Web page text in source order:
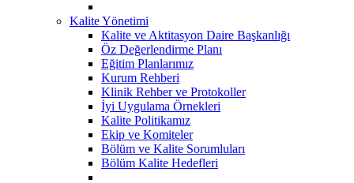
Kalite Yönetimi
Kalite ve Aktitasyon Daire Başkanlığı
Öz Değerlendirme Planı
Eğitim Planlarımız
Kurum Rehberi
Klinik Rehber ve Protokoller
İyi Uygulama Örnekleri
Kalite Politikamız
Ekip ve Komiteler
Bölüm ve Kalite Sorumluları
Bölüm Kalite Hedefleri